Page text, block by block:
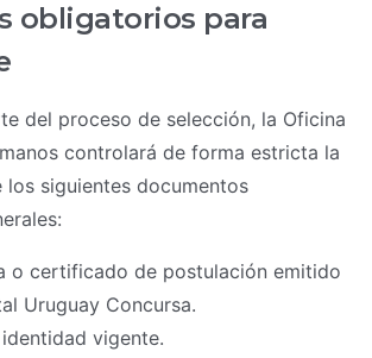
obligatorios para
del proceso de selección, la Oficina
controlará de forma estricta la
los siguientes documentos
o certificado de postulación emitido
Uruguay Concursa.
vigente.